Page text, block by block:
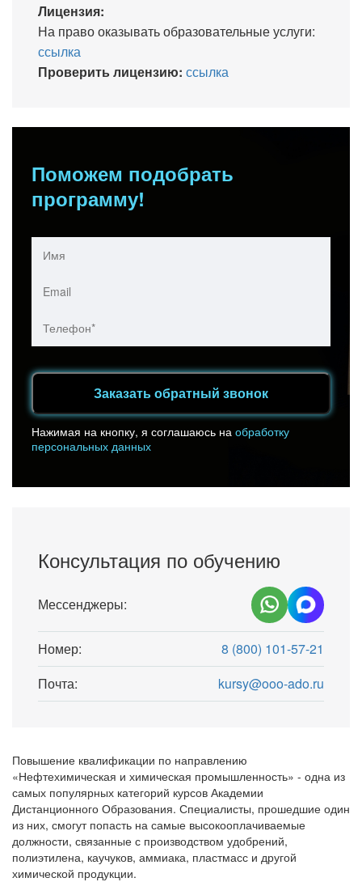
Лицензия:
На право оказывать образовательные услуги:
ссылка
Проверить лицензию: ссылка
Поможем подобрать
программу!
Заказать обратный звонок
Нажимая на кнопку, я соглашаюсь на обработку
персональных данных
Консультация по обучению
Мессенджеры:
Номер:
8 (800) 101-57-21
Почта:
kursy@ooo-ado.ru
Повышение квалификации по направлению
«Нефтехимическая и химическая промышленность» - одна из
самых популярных категорий курсов Академии
Дистанционного Образования. Специалисты, прошедшие один
из них, смогут попасть на самые высокооплачиваемые
должности, связанные с производством удобрений,
полиэтилена, каучуков, аммиака, пластмасс и другой
химической продукции.